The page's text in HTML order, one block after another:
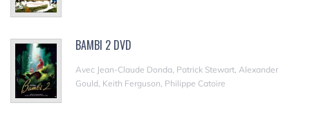
BAMBI 2 DVD
Avec Jean-Claude Donda, Patrick Stewart, Alexander
Gould, Keith Ferguson, Philippe Catoire